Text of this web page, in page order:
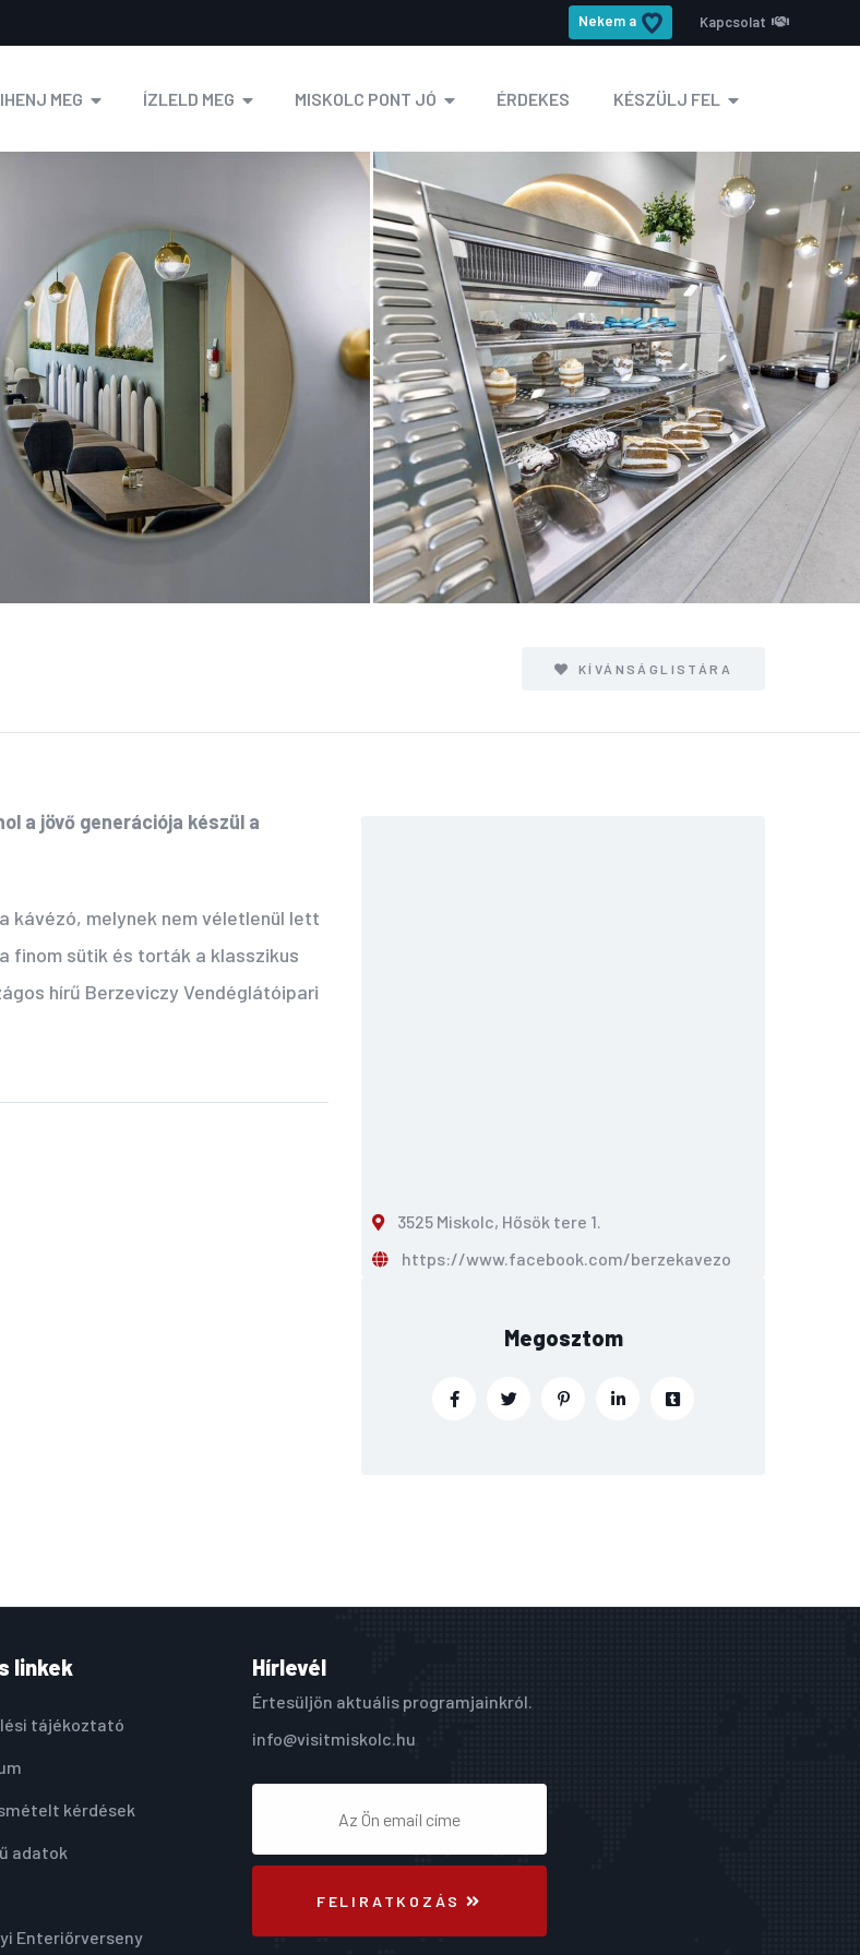
Nekem a Kapcsolat
MEG ÍZLELD MEG MISKOLC PONT JÓ ÉRDEKES KÉSZÜLJ FEL
KÍVÁNSÁGLISTÁRA
a jövő generációja készül a
kávézó, melynek nem véletlenül lett
finom sütik és torták a klasszikus
hírű Berzeviczy Vendéglátóipari
3525 Miskolc, Hősök tere 1.
https://www.facebook.com/berzekavezo
Megosztom
linkek
tájékoztató
kérdések
adatok
Enteriőrverseny
Hírlevél
Értesüljön aktuális programjainkról.
info@visitmiskolc.hu
FELIRATKOZÁS